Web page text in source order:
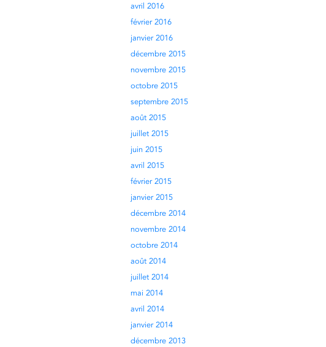
avril 2016
février 2016
janvier 2016
décembre 2015
novembre 2015
octobre 2015
septembre 2015
août 2015
juillet 2015
juin 2015
avril 2015
février 2015
janvier 2015
décembre 2014
novembre 2014
octobre 2014
août 2014
juillet 2014
mai 2014
avril 2014
janvier 2014
décembre 2013